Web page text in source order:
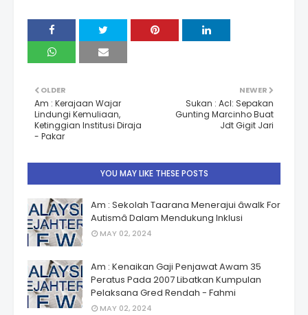
NEWER
Sukan : Acl: Sepakan
Gunting Marcinho Buat
Jdt Gigit Jari
OLDER
Am : Kerajaan Wajar
Lindungi Kemuliaan,
Ketinggian Institusi Diraja
- Pakar
YOU MAY LIKE THESE POSTS
Am : Sekolah Taarana Menerajui âwalk For
Autismâ Dalam Mendukung Inklusi
MAY 02, 2024
Am : Kenaikan Gaji Penjawat Awam 35
Peratus Pada 2007 Libatkan Kumpulan
Pelaksana Gred Rendah - Fahmi
MAY 02, 2024